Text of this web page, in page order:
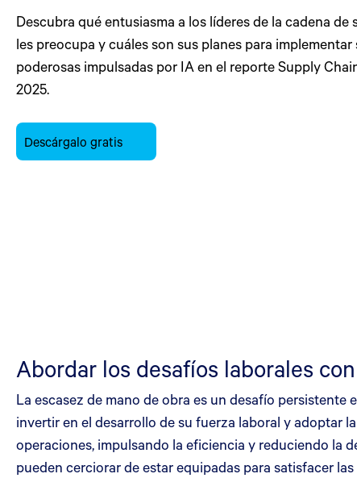
Descubra qué entusiasma a los líderes de la cadena de
les preocupa y cuáles son sus planes para
poderosas impulsadas por IA en el reporte Supply
2025.
Descárgalo gratis
Abordar los desafíos laborales
La escasez de mano de obra es un desafío
invertir en el desarrollo de su fuerza laboral y adoptar
operaciones, impulsando la eficiencia y reduciendo la
pueden cerciorar de estar equipadas para satisfacer